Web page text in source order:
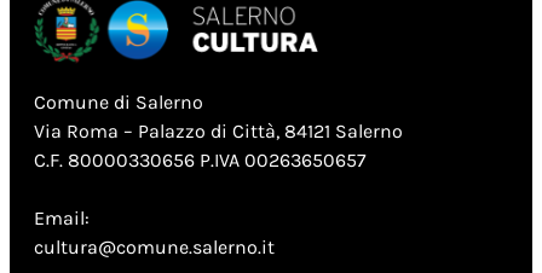
Comune di Salerno
Via Roma – Palazzo di Città, 84121 Salerno
C.F. 80000330656 P.IVA 00263650657
Email:
cultura@comune.salerno.it